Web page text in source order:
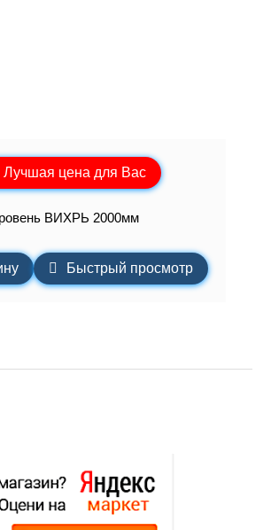
Лучшая цена для Вас
ВИХРЬ 2000мм
Быстрый просмотр